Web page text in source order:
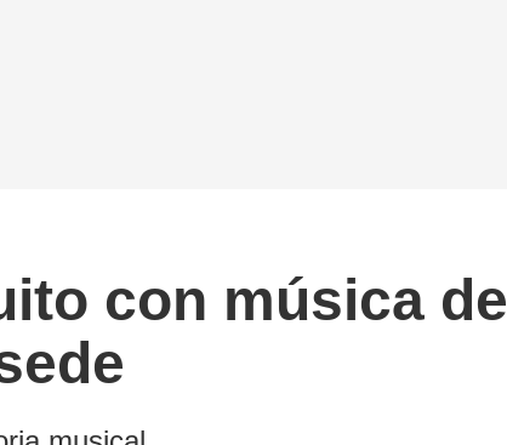
con música de